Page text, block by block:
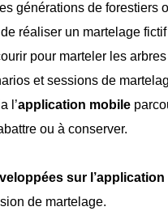
générations de
de réaliser un martelage
pour marteler les
et sessions de
l’application mobile
ou à conserver.
sur l’application
de martelage.